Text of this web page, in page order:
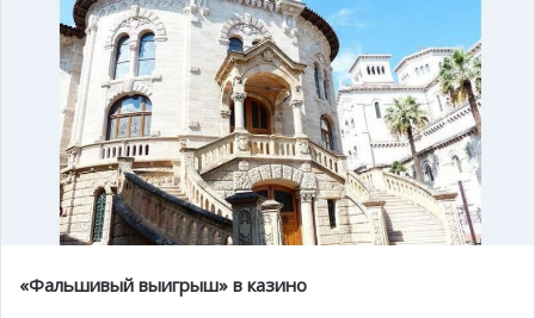
«Фальшивый выигрыш» в казино